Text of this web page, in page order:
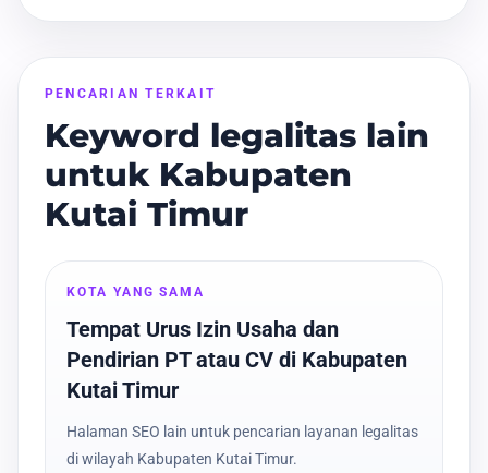
PENCARIAN TERKAIT
Keyword legalitas lain
untuk Kabupaten
Kutai Timur
KOTA YANG SAMA
Tempat Urus Izin Usaha dan
Pendirian PT atau CV di Kabupaten
Kutai Timur
Halaman SEO lain untuk pencarian layanan legalitas
di wilayah Kabupaten Kutai Timur.